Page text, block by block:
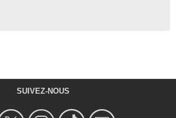
SUIVEZ-NOUS